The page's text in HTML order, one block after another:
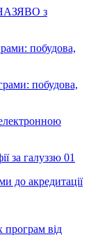
НАЗЯВО з
побудова,
побудова,
за галуззю 01
до акредитації
програм від